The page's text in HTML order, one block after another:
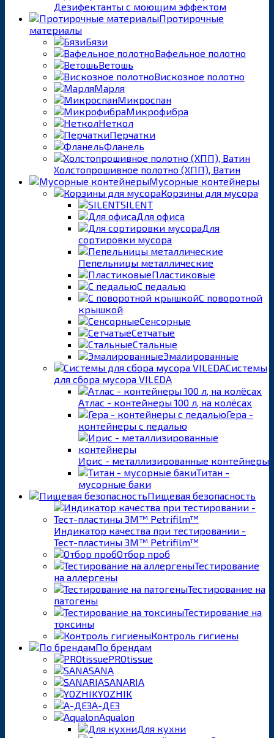
Дезифектанты с моющим эффектом
Протирочные
материалы
Бязи
Вафельное полотно
Ветошь
Вискозное полотно
Марля
Микроспан
Микрофибра
Неткол
Перчатки
Фланель
Холстопрошивное полотно (ХПП), Ватин
Мусорные контейнеры
Корзины для мусора
SILENT
Для офиса
Для
сортировки мусора
Пепельницы металлические
Пластиковые
С педалью
С поворотной
крышкой
Сенсорные
Сетчатые
Стальные
Эмалированные
Системы
для сбора мусора VILEDA
Атлас - контейнеры 100 л, на колёсах
Гера -
контейнеры с педалью
Ирис - металлизированные контейнеры
Титан -
мусорные баки
Пищевая безопасность
Индикатор качества при тестировании -
Тест-пластины 3M™ Petrifilm™
Отбор проб
Тестирование
на аллергены
Тестирование на
патогены
Тестирование на
токсины
Контроль гигиены
По брендам
PROtissue
SANA
SANARIA
YOZHIK
А-ДЕЗ
Aqualon
Для кухни